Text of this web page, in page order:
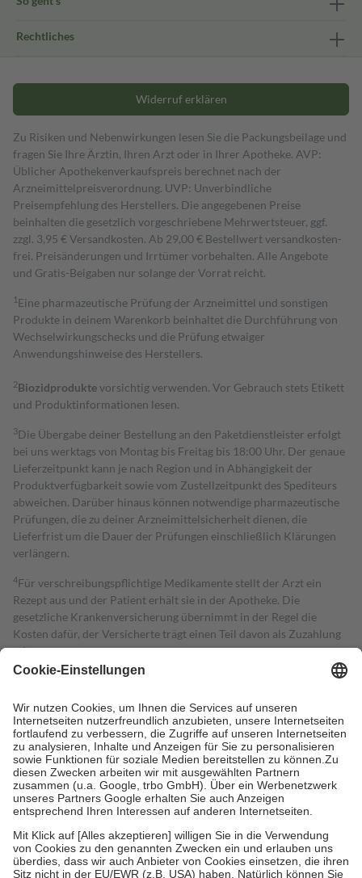
Rechtliches
Widerruf erklären
Zu Risiken und Nebenwirkungen lesen Sie die Packungsbeilage und
fragen Sie Ihre Ärztin, Ihren Arzt oder in Ihrer Apotheke. AVP:
Üblicher Apothekenverkaufspreis berechnet nach der
Arzneimittelpreisverordnung. UVP: Unverbindliche
Preisempfehlung des Herstellers. Die angegebenen Preise
beinhalten die gesetzlich vorgeschriebene Mehrwertsteuer, ggf.
zzgl. 3,95 € Versandkosten. Ab 29,00 € Bestell­wert versand­kosten­
frei. Preisänderungen und Irrtümer vorbehalten. Alle Angebote
und Gratis-Beigaben nur solange der Vorrat reicht.
1 Eine pharmazeutische Prüfung der Arzneimittel und sonstigen
Produkte in deinem Warenkorb beinhaltet die Durchführung von
Wechselwirkungschecks und die Prüfung etwaiger
Anwendungshinweise des Herstellers.
2Biozidproduktevorsichtig verwenden. Vor Gebrauch stets Etikett
und Produktinformationen lesen.
3Die Übergabe deiner Bestellung an den Paketdienstleister erfolgt
bei uns werktags von Montag bis Freitag bis 18:00 Uhr. Der genaue
Lieferzeitpunkt kann je nach Region und in Abhängigkeit der
Produktverfügbarkeit sowie vom Zustellzeitpunkt des Spediteurs
abweichen. Darüber hinaus können notwendige pharmazeutische
Prüfungen, die zu deiner Arzneimittelsicherheit dienen, die
Lieferfrist um die Dauer der Prüfungen einschließlich Klärungen
verlängern.
4Für verschreibungspflichtige Medikamente stellt der Arzt ein
Rezept aus und der Patient erhält sie in der Apotheke. Die
gesetzliche Krankenversicherung übernimmt in der Regel die
Kosten dafür, der Versicherte trägt einen Teil davon als Zuzahlung
mit.
Grundsätzlich leisten Mitglieder Zuzahlungen in Höhe von zehn
höchstens zehn Euro.
Es sind jedoch nie mehr als die tatsächlichen
Kosten der Leistung zu entrichten.
Diese Regeln gelten grundsätzlich auch für Online-Apotheken.
Bei Heilmitteln und häuslicher Krankenpflege beträgt die
Zuzahlung zehn Prozent der Kosten sowie zehn Euro je
Verordnung.
Um das Engagement der Versicherten für ihre eigene Gesundheit zu
stärken und die besondere Stellung der Familie zu unterstützen,
fallenkeine Zuzahlungenan bei:
• Kindern und Jugendlichen bis zum vollendeten 18. Lebensjahr
mit Ausnahme der Fahrkosten